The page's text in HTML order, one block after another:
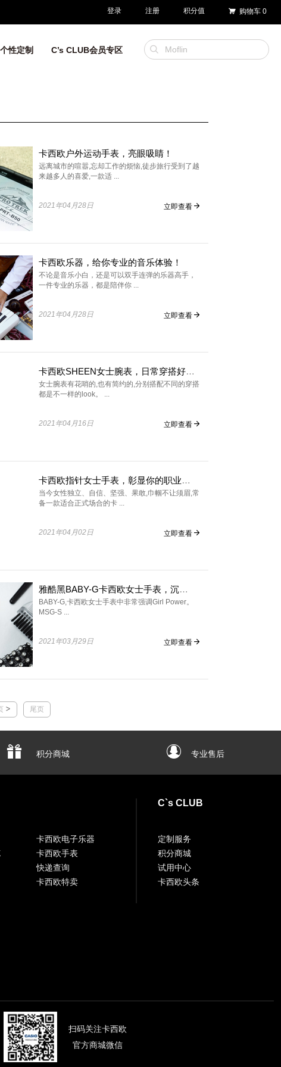
登录 注册 积分值 购物车 0
个性定制 C’s CLUB会员专区
卡西欧户外运动手表，亮眼吸睛！
远离城市的喧嚣,忘却工作的烦恼,徒步旅行受到了越
来越多人的喜爱,一款适 ...
2021年04月28日 立即查看
卡西欧乐器，给你专业的音乐体验！
不论是音乐小白，还是可以双手连弹的乐器高手，
一件专业的乐器，都是陪伴你 ...
2021年04月28日 立即查看
卡西欧SHEEN女士腕表，日常穿搭好朋友
女士腕表有花哨的,也有简约的,分别搭配不同的穿搭
都是不一样的look。 ...
2021年04月16日 立即查看
卡西欧指针女士手表，彰显你的职业感！
当今女性独立、自信、坚强、果敢,巾帼不让须眉,常
备一款适合正式场合的卡 ...
2021年04月02日 立即查看
雅酷黑BABY-G卡西欧女士手表，沉稳优雅显气场
BABY-G,卡西欧女士手表中非常强调Girl Power。
MSG-S ...
2021年03月29日 立即查看
尾页
积分商城 专业售后
卡西欧电子乐器
卡西欧手表
快递查询
卡西欧特卖
C`s CLUB
定制服务
积分商城
试用中心
卡西欧头条
扫码关注卡西欧
官方商城微信